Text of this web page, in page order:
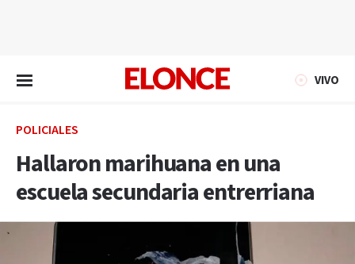
VIVO
POLICIALES
Hallaron marihuana en una
escuela secundaria entrerriana